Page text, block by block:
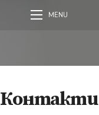
MENU
Контакти